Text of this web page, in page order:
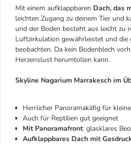
Mit einem aufklappbaren Dach, das
leichten Zugang zu deinem Tier und
und der Boden besteht aus leicht zu
Luftzirkulation gewährleistet und die
beobachten. Da kein Bodenblech
Herzenslust herumtollen kann.
Skyline Nagarium Marrakesch im
Herrlicher Panoramakäfig für
Auch für Reptilien gut geeignet
Mit Panoramafront: glasklares
Aufklappbares Dach mit